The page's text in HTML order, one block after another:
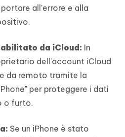
all'errore e alla
da iCloud: In
dell'account iCloud
da remoto tramite la
per proteggere i dati
o furto.
Se un iPhone è stato